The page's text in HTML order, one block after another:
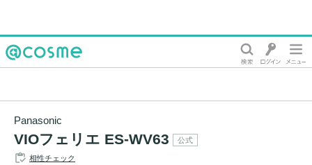
Panasonic
VIOフェリエ ES-WV63 公式
相性チェック